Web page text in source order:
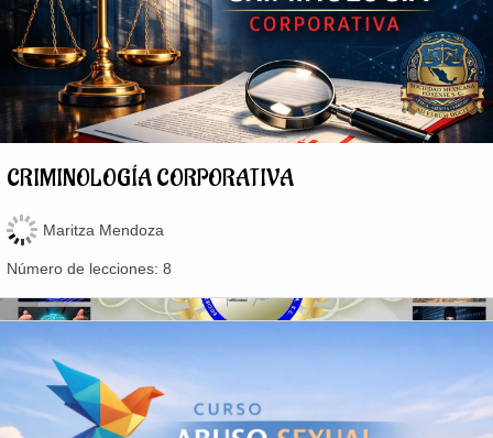
CRIMINOLOGÍA CORPORATIVA
Maritza Mendoza
Número de lecciones: 8